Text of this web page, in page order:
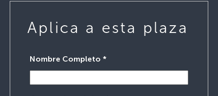
Aplica a esta plaza
Nombre Completo *